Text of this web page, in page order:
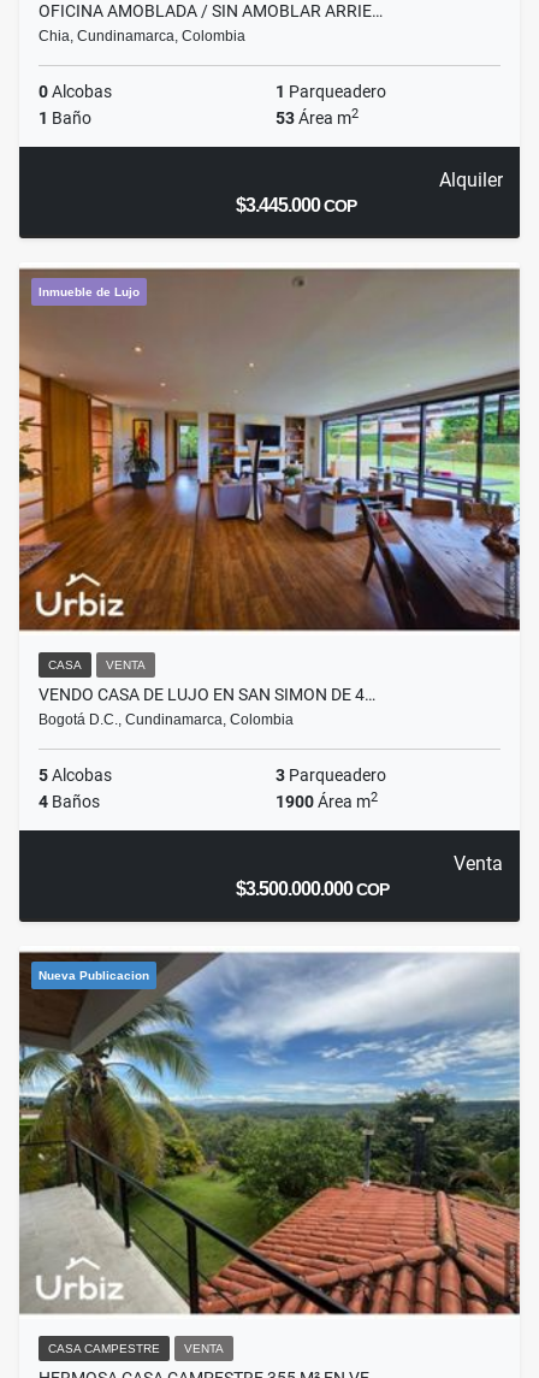
OFICINA AMOBLADA / SIN AMOBLAR ARRIE…
Chia, Cundinamarca, Colombia
0Alcobas 1 Parqueadero
1 Baño 53Área m2
Alquiler
$3.445.000COP
Inmueble de Lujo
CASA VENTA
VENDO CASA DE LUJO EN SAN SIMON DE 4…
Bogotá D.C., Cundinamarca, Colombia
5Alcobas 3 Parqueadero
4 Baños 1900Área m2
Venta
$3.500.000.000COP
Nueva Publicacion
CASA CAMPESTRE VENTA